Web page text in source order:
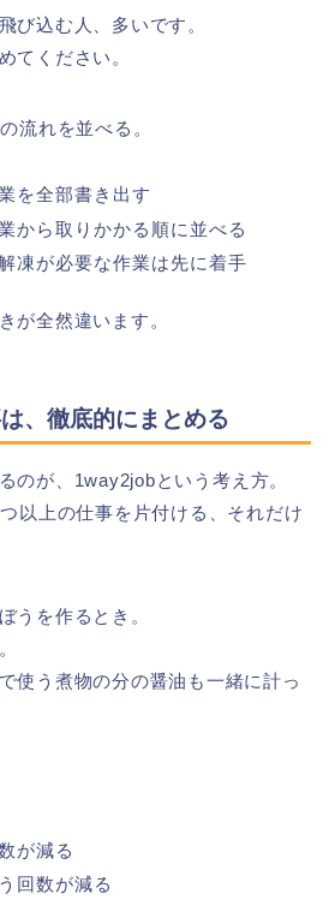
び込む人、多いです。
てください。
流れを並べる。
を全部書き出す
から取りかかる順に並べる
凍が必要な作業は先に着手
が全然違います。
、徹底的にまとめる
のが、1way2jobという考え方。
以上の仕事を片付ける、それだけ
うを作るとき。
使う煮物の分の醤油も一緒に計っ
が減る
回数が減る